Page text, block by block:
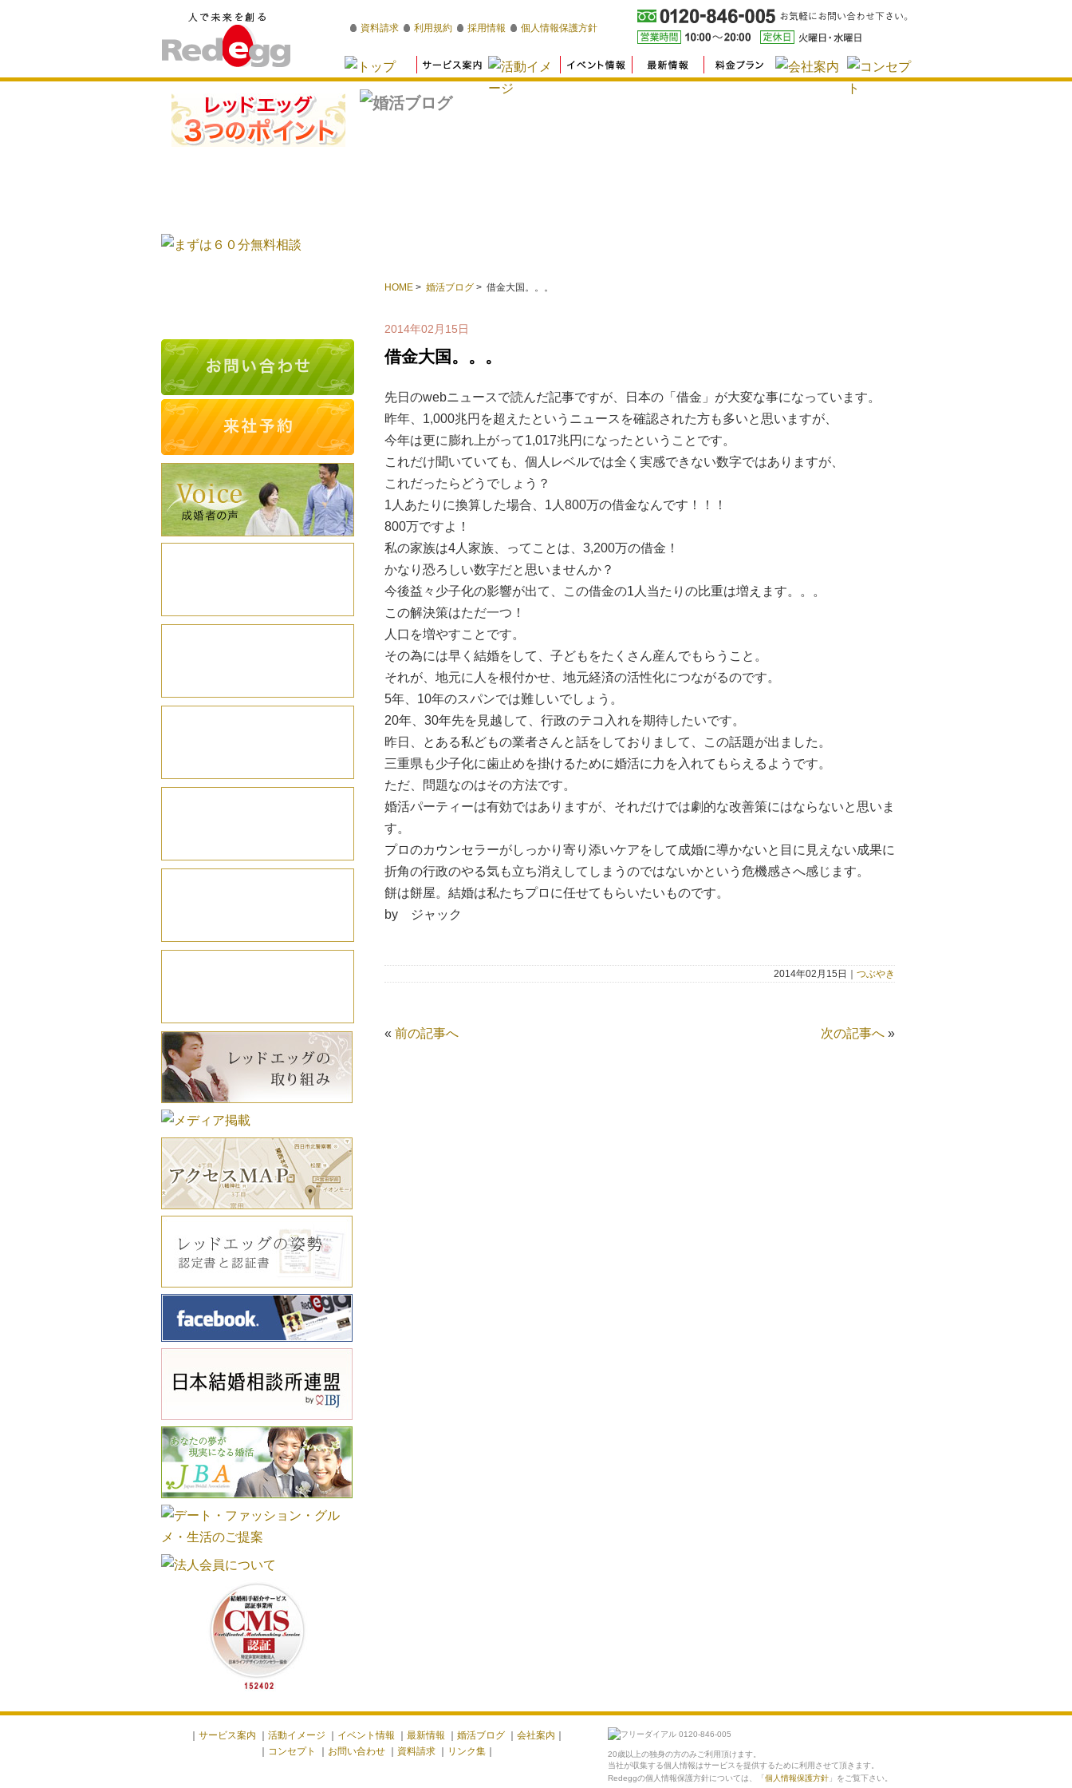
資料請求 利用規約 採用情報 個人情報保護方針
HOME > 婚活ブログ > 借金大国。。。
2014年02月15日
借金大国。。。
先日のwebニュースで読んだ記事ですが、日本の「借金」が大変な事になっています。
昨年、1,000兆円を超えたというニュースを確認された方も多いと思いますが、
今年は更に膨れ上がって1,017兆円になったということです。
これだけ聞いていても、個人レベルでは全く実感できない数字ではありますが、
これだったらどうでしょう？
1人あたりに換算した場合、1人800万の借金なんです！！！
800万ですよ！
私の家族は4人家族、ってことは、3,200万の借金！
かなり恐ろしい数字だと思いませんか？
今後益々少子化の影響が出て、この借金の1人当たりの比重は増えます。。。
この解決策はただ一つ！
人口を増やすことです。
その為には早く結婚をして、子どもをたくさん産んでもらうこと。
それが、地元に人を根付かせ、地元経済の活性化につながるのです。
5年、10年のスパンでは難しいでしょう。
20年、30年先を見越して、行政のテコ入れを期待したいです。
昨日、とある私どもの業者さんと話をしておりまして、この話題が出ました。
三重県も少子化に歯止めを掛けるために婚活に力を入れてもらえるようです。
ただ、問題なのはその方法です。
婚活パーティーは有効ではありますが、それだけでは劇的な改善策にはならないと思いま
す。
プロのカウンセラーがしっかり寄り添いケアをして成婚に導かないと目に見えない成果に
折角の行政のやる気も立ち消えしてしまうのではないかという危機感さへ感じます。
餅は餅屋。結婚は私たちプロに任せてもらいたいものです。
by ジャック
2014年02月15日｜ つぶやき
« 前の記事へ 次の記事へ »
サービス案内 活動イメージ イベント情報 最新情報 婚活ブログ｜ 会社案内
コンセプト お問い合わせ｜ 資料請求｜ リンク集｜
20歳以上の独身の方のみご利用頂けます。
当社が収集する個人情報はサービスを提供するために利用させて頂きます。
Redeggの個人情報保護方針については、「個人情報保護方針 」をご覧下さい。